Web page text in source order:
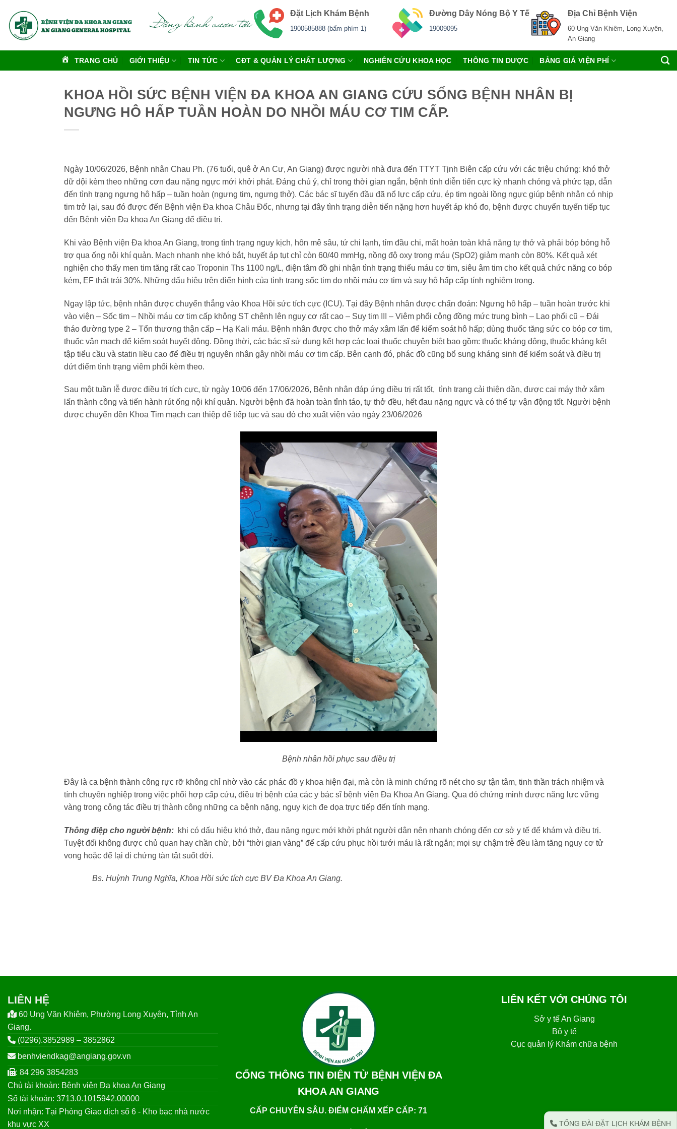
qua
nội
Đặt Lịch Khám Bệnh
1900585888 (bấm phím 1)
Đường Dây Nóng Bộ Y Tế
19009095
Địa Chỉ Bệnh Viện
60 Ung Văn Khiêm, Long Xuyên,
An Giang
TRANG CHỦ GIỚI THIỆU TIN TỨC CĐT & QUẢN LÝ CHẤT LƯỢNG NGHIÊN CỨU KHOA HỌC THÔNG TIN DƯỢC BẢNG GIÁ VIỆN PHÍ
KHOA HỒI SỨC BỆNH VIỆN ĐA KHOA AN GIANG CỨU SỐNG BỆNH NHÂN BỊ
NGƯNG HÔ HẤP TUẦN HOÀN DO NHỒI MÁU CƠ TIM CẤP.
Ngày 10/06/2026, Bệnh nhân Chau Ph. (76 tuổi, quê ở An Cư, An Giang) được người nhà đưa đến TTYT Tịnh Biên cấp cứu với các triệu chứng: khó thở
dữ dội kèm theo những cơn đau nặng ngực mới khởi phát. Đáng chú ý, chỉ trong thời gian ngắn, bệnh tình diễn tiến cực kỳ nhanh chóng và phức tạp, dẫn
đến tình trạng ngưng hô hấp – tuần hoàn (ngưng tim, ngưng thở). Các bác sĩ tuyến đầu đã nổ lực cấp cứu, ép tim ngoài lồng ngực giúp bệnh nhân có nhịp
tim trở lại, sau đó được đến Bệnh viện Đa khoa Châu Đốc, nhưng tại đây tình trạng diễn tiến nặng hơn huyết áp khó đo, bệnh được chuyển tuyến tiếp tục
đến Bệnh viện Đa khoa An Giang để điều trị.
Khi vào Bệnh viện Đa khoa An Giang, trong tình trạng nguy kịch, hôn mê sâu, tứ chi lạnh, tím đầu chi, mất hoàn toàn khả năng tự thở và phải bóp bóng hỗ
trợ qua ống nội khí quản. Mạch nhanh nhẹ khó bắt, huyết áp tụt chỉ còn 60/40 mmHg, nồng độ oxy trong máu (SpO2) giảm mạnh còn 80%. Kết quả xét
nghiện cho thấy men tim tăng rất cao Troponin Ths 1100 ng/L, điện tâm đồ ghi nhận tình trạng thiếu máu cơ tim, siêu âm tim cho kết quả chức năng co bóp
kém, EF thất trái 30%. Những dấu hiệu trên điển hình của tình trạng sốc tim do nhồi máu cơ tim và suy hô hấp cấp tính nghiêm trọng.
Ngay lập tức, bệnh nhân được chuyển thẳng vào Khoa Hồi sức tích cực (ICU). Tại đây Bệnh nhân được chẩn đoán: Ngưng hô hấp – tuần hoàn trước khi
vào viện – Sốc tim – Nhồi máu cơ tim cấp không ST chênh lên nguy cơ rất cao – Suy tim III – Viêm phổi cộng đồng mức trung bình – Lao phổi cũ – Đái
tháo đường type 2 – Tổn thương thận cấp – Hạ Kali máu. Bệnh nhân được cho thở máy xâm lấn để kiểm soát hô hấp; dùng thuốc tăng sức co bóp cơ tim,
thuốc vận mạch để kiểm soát huyết động. Đồng thời, các bác sĩ sử dụng kết hợp các loại thuốc chuyên biệt bao gồm: thuốc kháng đông, thuốc kháng kết
tập tiểu cầu và statin liều cao để điều trị nguyên nhân gây nhồi máu cơ tim cấp. Bên cạnh đó, phác đồ cũng bổ sung kháng sinh để kiểm soát và điều trị
dứt điểm tình trạng viêm phổi kèm theo.
Sau một tuần lễ được điều trị tích cực, từ ngày 10/06 đến 17/06/2026, Bệnh nhân đáp ứng điều trị rất tốt, tình trạng cải thiện dần, được cai máy thở xâm
lấn thành công và tiến hành rút ống nội khí quản. Người bệnh đã hoàn toàn tỉnh táo, tự thở đều, hết đau nặng ngực và có thể tự vận động tốt. Người bệnh
được chuyển đền Khoa Tim mạch can thiệp để tiếp tục và sau đó cho xuất viện vào ngày 23/06/2026
Bệnh nhân hồi phục sau điều trị
Đây là ca bệnh thành công rực rỡ không chỉ nhờ vào các phác đồ y khoa hiện đại, mà còn là minh chứng rõ nét cho sự tận tâm, tinh thần trách nhiệm và
tính chuyên nghiệp trong việc phối hợp cấp cứu, điều trị bệnh của các y bác sĩ bệnh viện Đa Khoa An Giang. Qua đó chứng minh được năng lực vững
vàng trong công tác điều trị thành công những ca bệnh nặng, nguy kịch đe dọa trực tiếp đến tính mạng.
Thông điệp cho người bệnh: khi có dấu hiệu khó thở, đau nặng ngực mới khởi phát người dân nên nhanh chóng đến cơ sở y tế để khám và điều trị.
Tuyệt đối không được chủ quan hay chần chừ, bởi “thời gian vàng” để cấp cứu phục hồi tưới máu là rất ngắn; mọi sự chậm trễ đều làm tăng nguy cơ tử
vong hoặc để lại di chứng tàn tật suốt đời.
Bs. Huỳnh Trung Nghĩa, Khoa Hồi sức tích cực BV Đa Khoa An Giang.
LIÊN HỆ
60 Ung Văn Khiêm, Phường Long Xuyên, Tỉnh An
Giang.
(0296).3852989 – 3852862
benhviendkag@angiang.gov.vn
: 84 296 3854283
Chủ tài khoản: Bệnh viện Đa khoa An Giang
Số tài khoản: 3713.0.1015942.00000
Nơi nhận: Tại Phòng Giao dịch số 6 - Kho bạc nhà nước
khu vực XX
CỔNG THÔNG TIN ĐIỆN TỬ BỆNH VIỆN ĐA
KHOA AN GIANG
CẤP CHUYÊN SÂU. ĐIỂM CHẤM XẾP CẤP: 71
LIÊN KẾT VỚI CHÚNG TÔI
Sở y tế An Giang
Bộ y tế
Cục quản lý Khám chữa bệnh
TỔNG ĐÀI ĐẶT LỊCH KHÁM BỆNH